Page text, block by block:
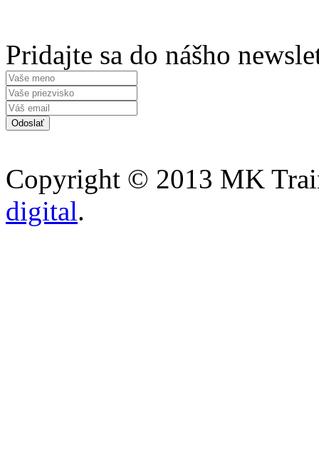
Pridajte sa do nášho
Copyright © 2013 MK
digital.